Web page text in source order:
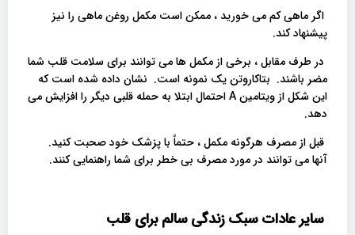
اگر ماهی کم می خورید ، ممکن است مکمل روغن ماهی را نیز
پیشنهاد کند.
در طرف مقابل ، برخی از مکمل ها می توانند برای سلامت قلب شما
مضر باشند. بتاکاروتن یک نمونه است. نشان داده شده است که
این شکل از ویتامین A احتمال ابتلا به حمله قلبی دیگر را افزایش می
دهد.
قبل از مصرف هرگونه مکمل ، حتماً با پزشک خود صحبت کنید.
آنها می توانند در مورد مصرف بی خطر برای شما راهنمایی کنند.
سایر عادات سبک زندگی سالم برای قلب